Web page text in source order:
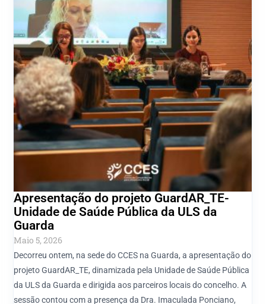
Apresentação do projeto GuardAR_TE-
Unidade de Saúde Pública da ULS da
Guarda
Maio 5, 2026
Decorreu ontem, na sede do CCES na Guarda, a apresentação do
projeto GuardAR_TE, dinamizada pela Unidade de Saúde Pública
da ULS da Guarda e dirigida aos parceiros locais do concelho. A
sessão contou com a presença da Dra. Imaculada Ponciano,